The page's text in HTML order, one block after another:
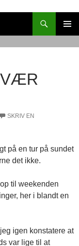
SKRIV EN
på en tur på sundet
det ikke.
til weekenden
her i blandt en
igen konstatere at
var lige til at